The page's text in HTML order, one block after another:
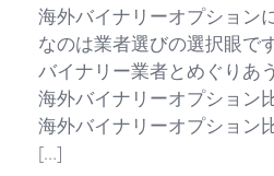
海外バイナリーオプション
なのは業者選びの選択眼で
バイナリー業者とめぐりあ
海外バイナリーオプション
海外バイナリーオプション
[…]